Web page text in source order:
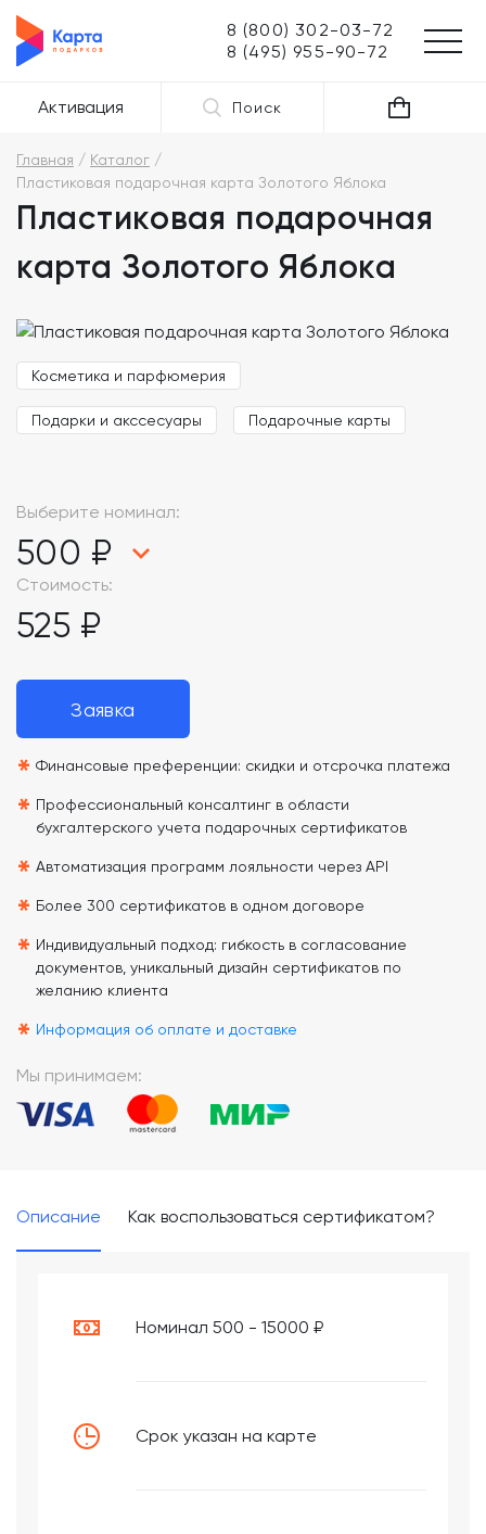
8 (800) 302-03-72
8 (495) 955-90-72
Активация Поиск
Главная
Каталог
Пластиковая подарочная карта Золотого Яблока
Пластиковая подарочная
карта Золотого Яблока
Косметика и парфюмерия
Подарки и акссесуары Подарочные карты
Выберите номинал:
500 ₽
Стоимость:
525 ₽
Заявка
* Финансовые преференции: скидки и отсрочка платежа
* Профессиональный консалтинг в области
бухгалтерского учета подарочных сертификатов
* Автоматизация программ лояльности через API
* Более 300 сертификатов в одном договоре
* Индивидуальный подход: гибкость в согласование
документов, уникальный дизайн сертификатов по
желанию клиента
* Информация об оплате и доставке
Мы принимаем:
Описание Как воспользоваться сертификатом?
Номинал 500 - 15000 ₽
Срок указан на карте